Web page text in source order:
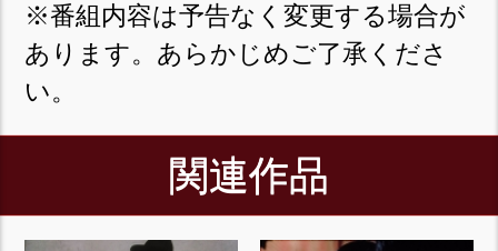
※番組内容は予告なく変更する場合が
あります。あらかじめご了承くださ
い。
関連作品